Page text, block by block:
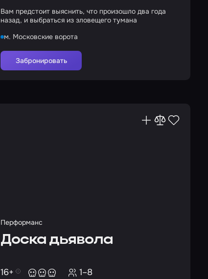
Вам предстоит выяснить, что произошло два года
назад, и выбраться из зловещего тумана
м. Московские ворота
Забронировать
Перформанс
Доска дьявола
16+ 1–8